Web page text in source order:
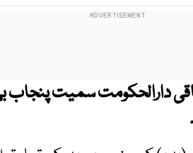
دارالحکومت سمیت پنجاب